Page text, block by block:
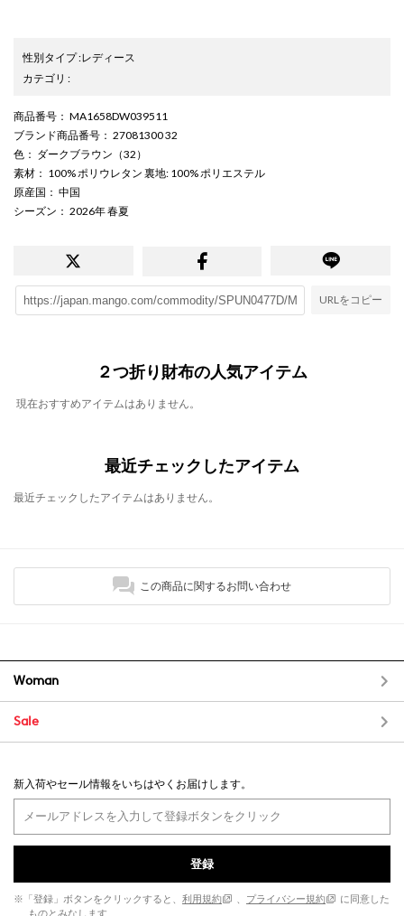
性別タイプ:レディース
カテゴリ :
商品番号 ： MA1658DW039511
ブランド商品番号 ： 27081300 32
色 ： ダークブラウン（32）
素材 ： 100% ポリウレタン 裏地: 100% ポリエステル
原産国 ： 中国
シーズン ： 2026年 春夏
URLをコピー
２つ折り財布の人気アイテム
現在おすすめアイテムはありません。
最近チェックしたアイテム
最近チェックしたアイテムはありません。
この商品に関するお問い合わせ
Woman
Sale
新入荷やセール情報をいちはやくお届けします。
登録
※「登録」ボタンをクリックすると、 利用規約 、 プライバシー規約
に同意した